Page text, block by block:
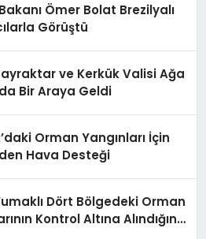
Ömer Bolat Brezilyalı
Görüştü
ve Kerkük Valisi Ağa
Bir Araya Geldi
Orman Yangınları İçin
Hava Desteği
Dört Bölgedeki Orman
Kontrol Altına Alındığını